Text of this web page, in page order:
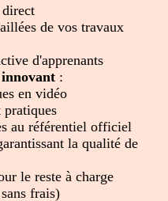
direct
de vos travaux
d'apprenants
:
en vidéo
pratiques
au référentiel officiel
la qualité de
le reste à charge
frais)